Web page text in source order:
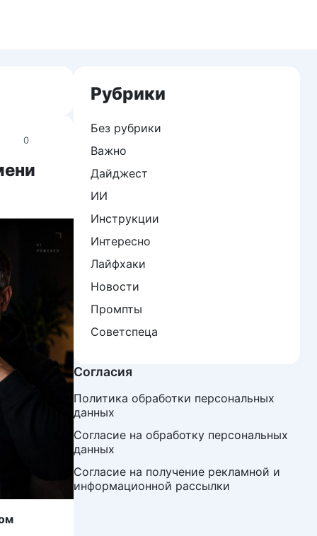
0
Рубрики
Без рубрики
Важно
Дайджест
ИИ
Инструкции
Интересно
Лайфхаки
Новости
Промпты
Советспеца
Согласия
Политика обработки персональных
данных
Согласие на обработку персональных
данных
Согласие на получение рекламной и
информационной рассылки